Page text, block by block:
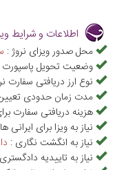
اطلاعات و شرایط
محل صدور ویزای نروژ :
وضعیت تحویل پاسپورت
نوع ارز دریافتی سفارت
مدت زمان حدودی
هزینه دریافتی سفارت
نیاز به ویزا برای ایرانی
نیاز به انگشت نگاری :
نیاز به تاییدیه